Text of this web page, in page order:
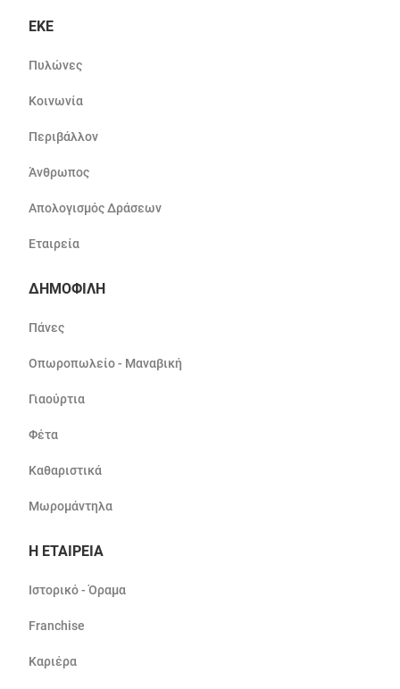
ΕΚΕ
Πυλώνες
Κοινωνία
Περιβάλλον
Άνθρωπος
Απολογισμός Δράσεων
Εταιρεία
ΔΗΜΟΦΙΛΗ
Πάνες
Οπωροπωλείο - Μαναβική
Γιαούρτια
Φέτα
Καθαριστικά
Μωρομάντηλα
Η ΕΤΑΙΡΕΙΑ
Ιστορικό - Όραμα
Franchise
Καριέρα